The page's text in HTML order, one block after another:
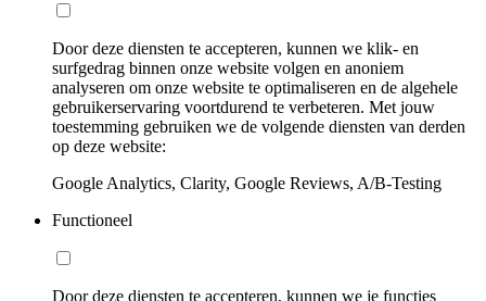
Door deze diensten te accepteren, kunnen we klik- en
surfgedrag binnen onze website volgen en anoniem
analyseren om onze website te optimaliseren en de algehele
gebruikerservaring voortdurend te verbeteren. Met jouw
toestemming gebruiken we de volgende diensten van derden
op deze website:
Google Analytics, Clarity, Google Reviews, A/B-Testing
Functioneel
Door deze diensten te accepteren, kunnen we je functies